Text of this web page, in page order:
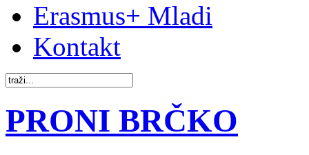
Erasmus+ Mladi
Kontakt
PRONI BRČKO